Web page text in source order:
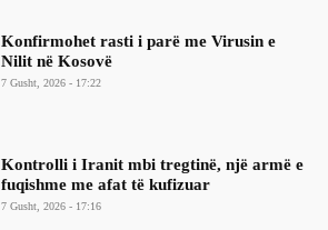
Konfirmohet rasti i parë me Virusin e
Nilit në Kosovë
7 Gusht, 2026 - 17:22
Kontrolli i Iranit mbi tregtinë, një armë e
fuqishme me afat të kufizuar
7 Gusht, 2026 - 17:16